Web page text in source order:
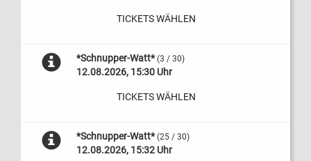
TICKETS WÄHLEN
*Schnupper-Watt* (3 / 30)
12.08.2026, 15:30 Uhr
TICKETS WÄHLEN
*Schnupper-Watt* (25 / 30)
12.08.2026, 15:32 Uhr